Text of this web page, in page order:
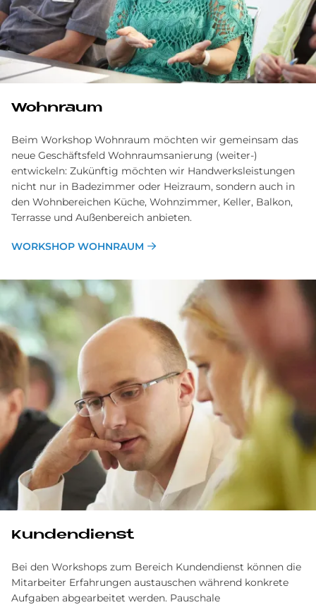
Wohnraum
Beim Workshop Wohnraum möchten wir gemeinsam das
neue Geschäftsfeld Wohnraumsanierung (weiter-)
entwickeln: Zukünftig möchten wir Handwerksleistungen
nicht nur in Badezimmer oder Heizraum, sondern auch in
den Wohnbereichen Küche, Wohnzimmer, Keller, Balkon,
Terrasse und Außenbereich anbieten.
WORKSHOP WOHNRAUM
Kundendienst
Bei den Workshops zum Bereich Kundendienst können die
Mitarbeiter Erfahrungen austauschen während konkrete
Aufgaben abgearbeitet werden. Pauschale